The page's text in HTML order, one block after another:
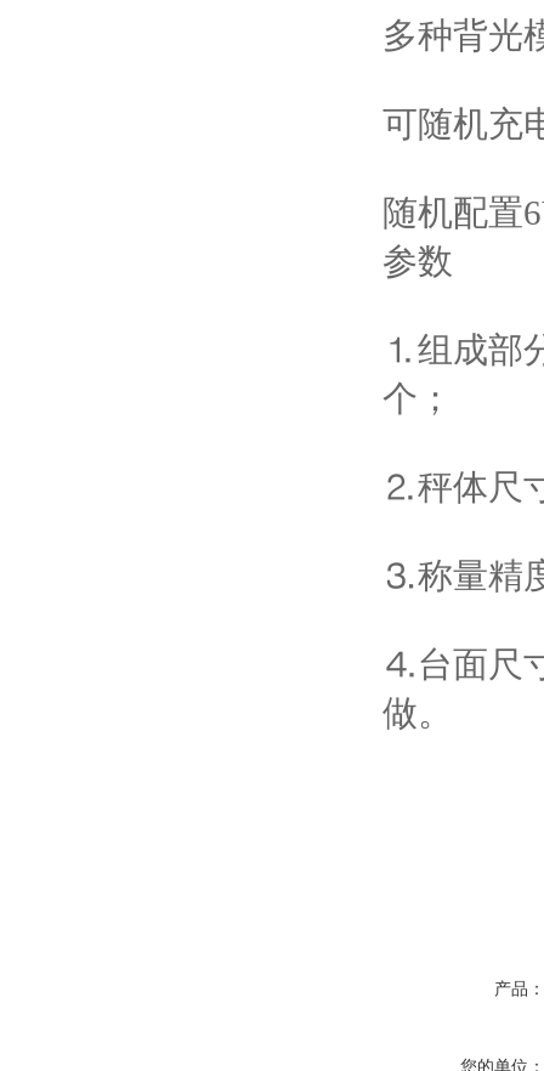
多种背光
可随机充
随机配置
参数
⒈组成部
个；
⒉秤体尺
⒊称量精
⒋台面尺
做。
产品：
您的单位：